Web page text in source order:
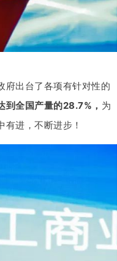
府出台了各项有针对性的
到全国产量的28.7%， 为
进，不断进步！